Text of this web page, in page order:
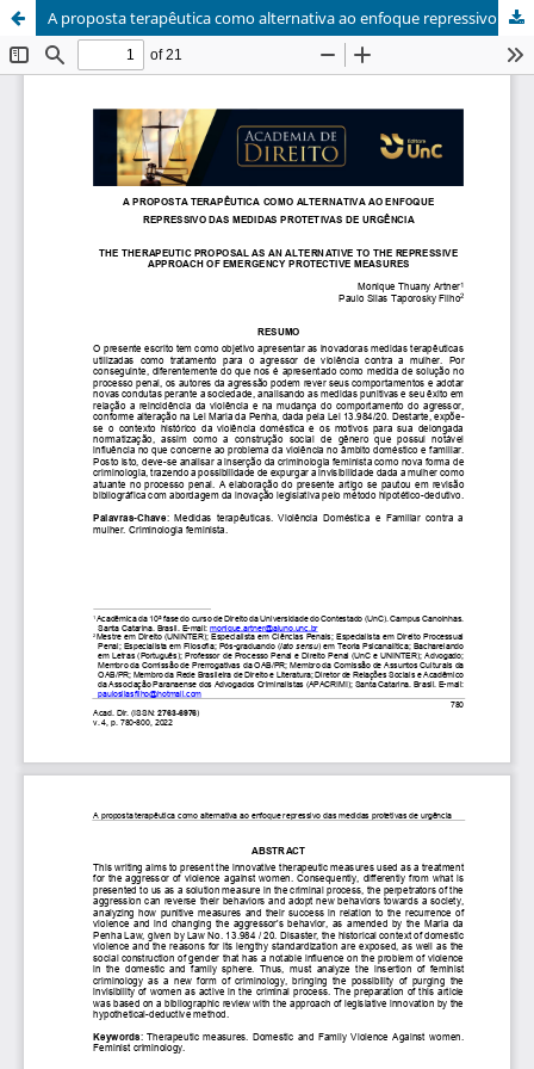
A proposta terapêutica como alternativa ao enfoque repressivo das medidas protetivas de urgência